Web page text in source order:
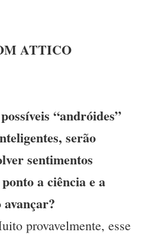
ATTICO
“andróides”
serão
sentimentos
a ciência e a
provavelmente, esse